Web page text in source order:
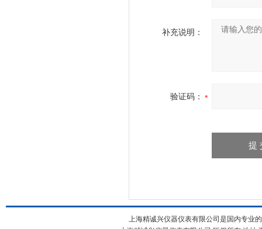
补充说明：
验证码：
上海精诚兴仪器仪表有限公司是国内专业